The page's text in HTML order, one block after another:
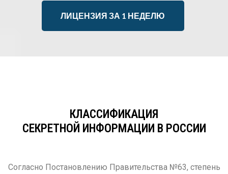
ЛИЦЕНЗИЯ ЗА 1 НЕДЕЛЮ
КЛАССИФИКАЦИЯ
СЕКРЕТНОЙ ИНФОРМАЦИИ В РОССИИ
Согласно Постановлению Правительства №63, степень